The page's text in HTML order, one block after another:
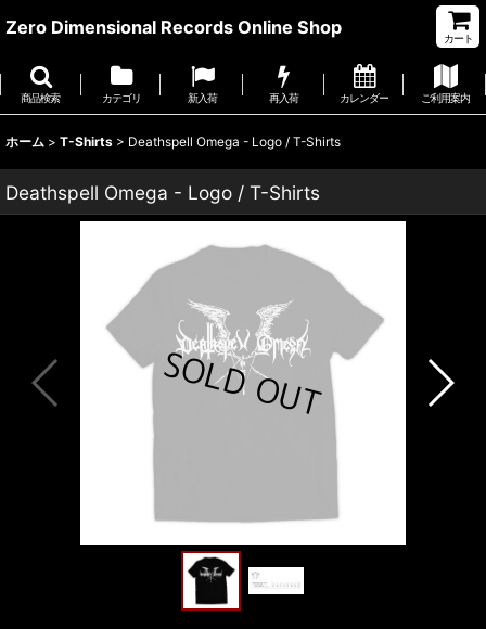
Zero Dimensional Records Online Shop
カート
商品検索 カテゴリ 新入荷 再入荷 カレンダー ご利用案内
ホーム > T-Shirts > Deathspell Omega - Logo / T-Shirts
Deathspell Omega - Logo / T-Shirts